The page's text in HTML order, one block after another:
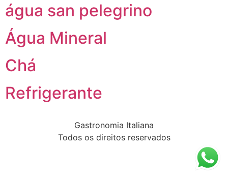
água san pelegrino
Água Mineral
Chá
Refrigerante
Gastronomia Italiana
Todos os direitos reservados